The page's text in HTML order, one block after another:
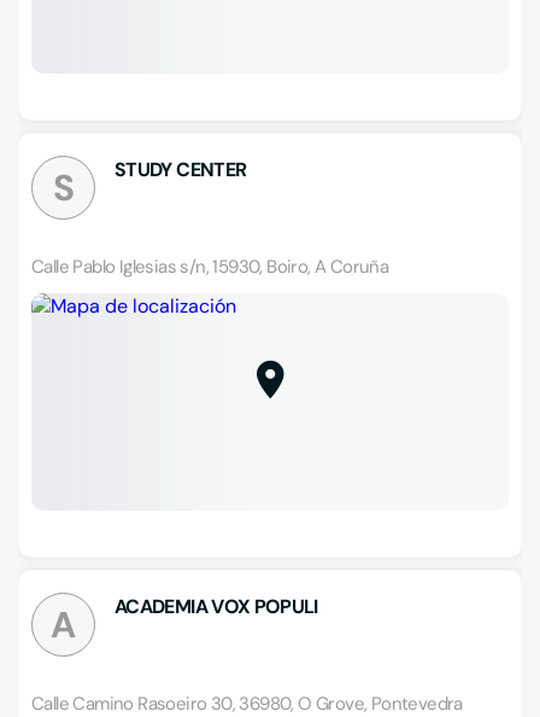
S STUDY CENTER
Calle Pablo Iglesias s/n, 15930, Boiro, A Coruña
A ACADEMIA VOX POPULI
Calle Camino Rasoeiro 30, 36980, O Grove, Pontevedra